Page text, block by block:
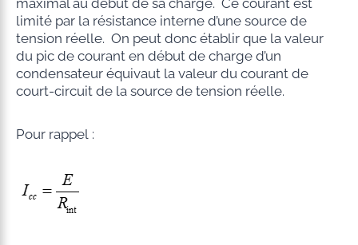
limité par la résistance interne d’une source de
tension réelle. On peut donc établir que la valeur
du pic de courant en début de charge d’un
condensateur équivaut la valeur du courant de
court-circuit de la source de tension réelle.
Pour rappel :